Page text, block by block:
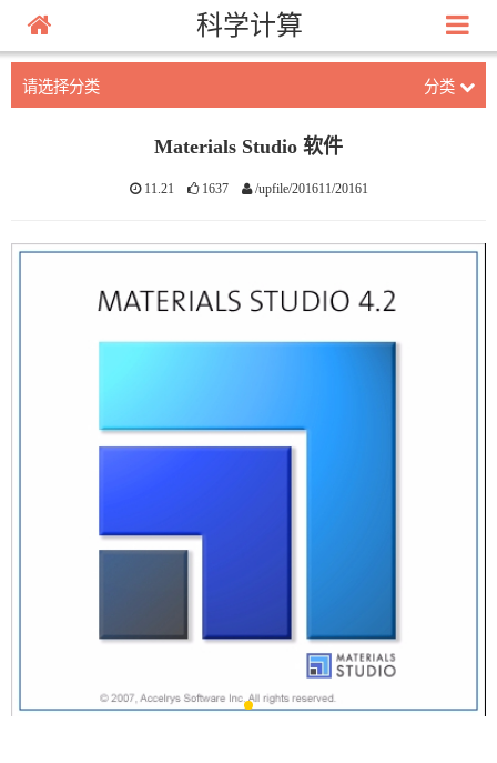
科学计算
请选择分类 分类
Materials Studio 软件
11.21 1637 /upfile/201611/20161